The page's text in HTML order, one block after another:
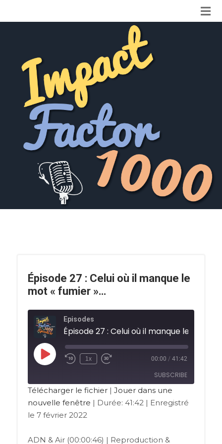
Épisode 27 : Celui où il manque le
mot « fumier »…
Episodes
1x 00:00 / 41:42
SUBSCRIBE
RSS FEED
Télécharger le fichier| Jouer dans une
nouvelle fenêtre | Durée: 41:42| Enregistré
le 7 février 2022
ADN & Air (00:00:46) | Reproduction &